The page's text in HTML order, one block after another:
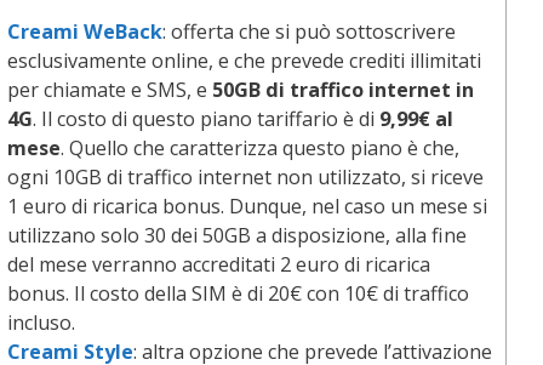
Creami WeBack: offerta che si può sottoscrivere
esclusivamente online, e che prevede crediti illimitati
per chiamate e SMS, e 50GB di traffico internet in
4G. Il costo di questo piano tariffario è di 9,99€ al
mese. Quello che caratterizza questo piano è che,
ogni 10GB di traffico internet non utilizzato, si riceve
1 euro di ricarica bonus. Dunque, nel caso un mese si
utilizzano solo 30 dei 50GB a disposizione, alla fine
del mese verranno accreditati 2 euro di ricarica
bonus. Il costo della SIM è di 20€ con 10€ di traffico
incluso.
Creami Style: altra opzione che prevede l’attivazione